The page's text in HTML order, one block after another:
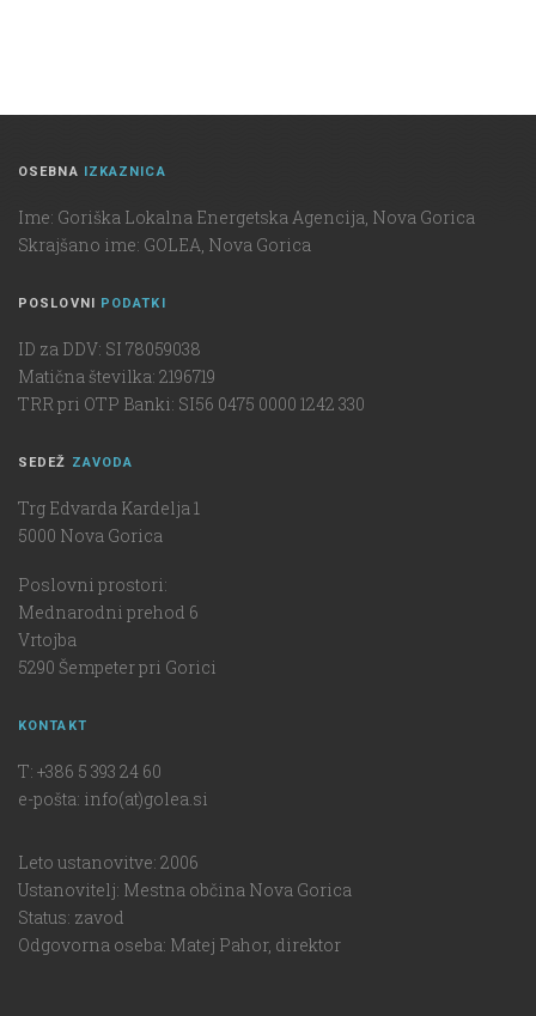
OSEBNA IZKAZNICA
Ime: Goriška Lokalna Energetska Agencija, Nova Gorica
Skrajšano ime: GOLEA, Nova Gorica
POSLOVNI PODATKI
ID za DDV: SI 78059038
Matična številka: 2196719
TRR pri OTP Banki: SI56 0475 0000 1242 330
SEDEŽ ZAVODA
Trg Edvarda Kardelja 1
5000 Nova Gorica
Poslovni prostori:
Mednarodni prehod 6
Vrtojba
5290 Šempeter pri Gorici
KONTAKT
T: +386 5 393 24 60
e-pošta: info(at)golea.si
Leto ustanovitve: 2006
Ustanovitelj: Mestna občina Nova Gorica
Status: zavod
Odgovorna oseba: Matej Pahor, direktor